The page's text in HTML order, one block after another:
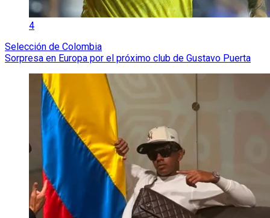
4
Selección de Colombia
Sorpresa en Europa por el próximo club de Gustavo Puerta